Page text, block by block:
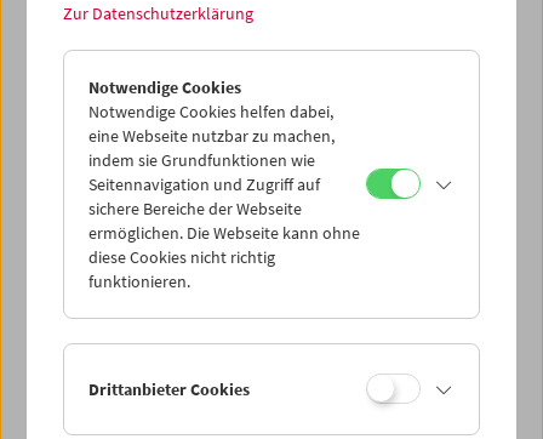
Mo 10.10.
Di 11.10.
Mi 12.10.
Do 13.10.
Sa 15.10.
Zur Datenschutzerklärung
Notwendige Cookies
Notwendige Cookies helfen dabei,
eine Webseite nutzbar zu machen,
indem sie Grundfunktionen wie
Seitennavigation und Zugriff auf
sichere Bereiche der Webseite
ermöglichen. Die Webseite kann ohne
diese Cookies nicht richtig
funktionieren.
Drittanbieter Cookies